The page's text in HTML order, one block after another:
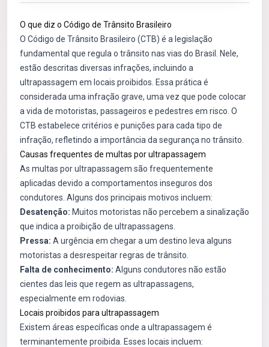
O que diz o Código de Trânsito Brasileiro
O Código de Trânsito Brasileiro (CTB) é a legislação
fundamental que regula o trânsito nas vias do Brasil. Nele,
estão descritas diversas infrações, incluindo a
ultrapassagem em locais proibidos. Essa prática é
considerada uma infração grave, uma vez que pode colocar
a vida de motoristas, passageiros e pedestres em risco. O
CTB estabelece critérios e punições para cada tipo de
infração, refletindo a importância da segurança no trânsito.
Causas frequentes de multas por ultrapassagem
As multas por ultrapassagem são frequentemente
aplicadas devido a comportamentos inseguros dos
condutores. Alguns dos principais motivos incluem:
Desatenção: Muitos motoristas não percebem a sinalização
que indica a proibição de ultrapassagens.
Pressa: A urgência em chegar a um destino leva alguns
motoristas a desrespeitar regras de trânsito.
Falta de conhecimento: Alguns condutores não estão
cientes das leis que regem as ultrapassagens,
especialmente em rodovias.
Locais proibidos para ultrapassagem
Existem áreas específicas onde a ultrapassagem é
terminantemente proibida. Esses locais incluem: